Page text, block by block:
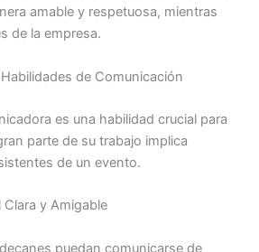
amable y respetuosa, mientras
de la empresa.
de Comunicación
es una habilidad crucial para
parte de su trabajo implica
de un evento.
y Amigable
puedan comunicarse de